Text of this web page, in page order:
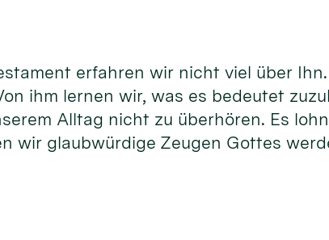
erfahren wir nicht viel über
ihm lernen wir, was es bedeutet
Alltag nicht zu überhören. Es
wir glaubwürdige Zeugen Gottes